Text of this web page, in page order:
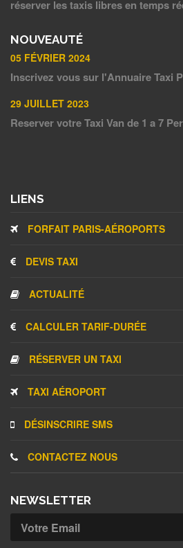
réserver les taxis libres en temps
NOUVEAUTÉ
05 FÉVRIER 2024
Inscrivez vous sur l'Annuaire Taxi
29 JUILLET 2023
Reserver votre Taxi Van de 1 a 7
LIENS
FORFAIT PARIS-AÉROPORTS
DEVIS TAXI
ACTUALITÉ
CALCULER TARIF-DURÉE
RÉSERVER UN TAXI
TAXI AÉROPORT
DÉSINSCRIRE SMS
CONTACTEZ NOUS
NEWSLETTER